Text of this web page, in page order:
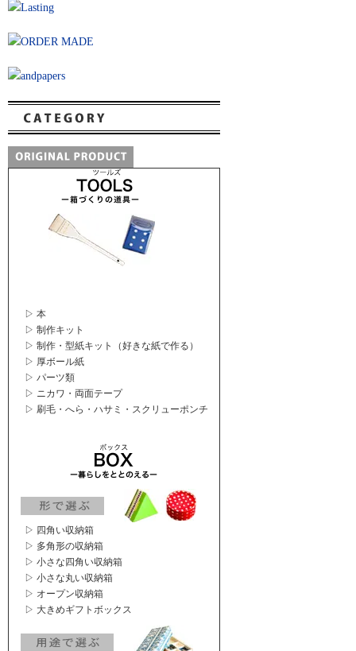
▷ 本
▷ 制作キット
▷ 制作・型紙キット（好きな紙で作る）
▷ 厚ボール紙
▷ パーツ類
▷ ニカワ・両面テープ
▷ 刷毛・へら・ハサミ・スクリューポンチ
▷ 四角い収納箱
▷ 多角形の収納箱
▷ 小さな四角い収納箱
▷ 小さな丸い収納箱
▷ オープン収納箱
▷ 大きめギフトボックス